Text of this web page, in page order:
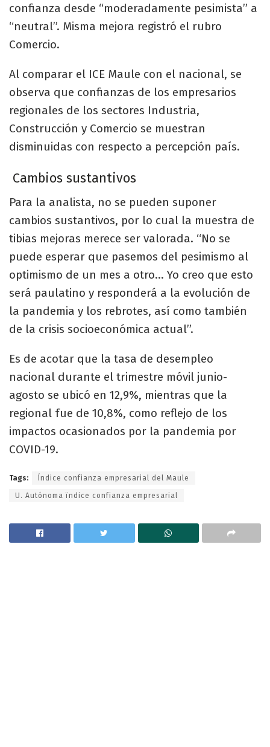
confianza desde “moderadamente pesimista” a
“neutral”. Misma mejora registró el rubro
Comercio.
Al comparar el ICE Maule con el nacional, se
observa que confianzas de los empresarios
regionales de los sectores Industria,
Construcción y Comercio se muestran
disminuidas con respecto a percepción país.
Cambios sustantivos
Para la analista, no se pueden suponer
cambios sustantivos, por lo cual la muestra de
tibias mejoras merece ser valorada. “No se
puede esperar que pasemos del pesimismo al
optimismo de un mes a otro… Yo creo que esto
será paulatino y responderá a la evolución de
la pandemia y los rebrotes, así como también
de la crisis socioeconómica actual”.
Es de acotar que la tasa de desempleo
nacional durante el trimestre móvil junio-
agosto se ubicó en 12,9%, mientras que la
regional fue de 10,8%, como reflejo de los
impactos ocasionados por la pandemia por
COVID-19.
Tags: Índice confianza empresarial del Maule
U. Autónoma ïndice confianza empresarial